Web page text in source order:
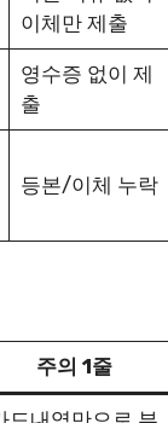
이체만 제출
영수증 없이 제
출
등본/이체 누락
주의 1줄